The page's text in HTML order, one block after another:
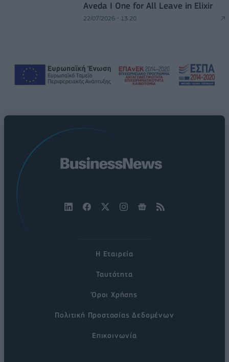
Aveda I One for All Leave in Elixir
22/07/2026 - 13:20
Η Εταιρεία
Ταυτότητα
Όροι Χρήσης
Πολιτική Προστασίας Δεδομένων
Επικοινωνία